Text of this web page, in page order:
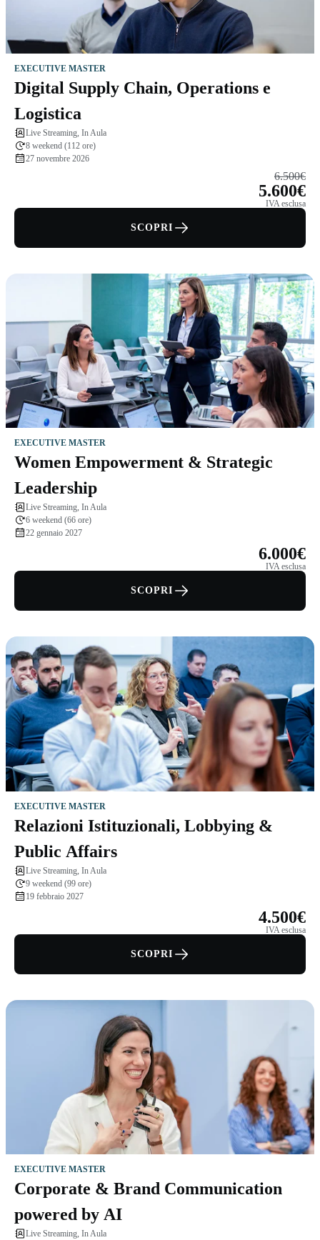
EXECUTIVE MASTER
Digital Supply Chain, Operations e
Logistica
Live Streaming, In Aula
8 weekend (112 ore)
27 novembre 2026
6.500€
5.600€
IVA esclusa
SCOPRI
EXECUTIVE MASTER
Women Empowerment & Strategic
Leadership
Live Streaming, In Aula
6 weekend (66 ore)
22 gennaio 2027
6.000€
IVA esclusa
SCOPRI
EXECUTIVE MASTER
Relazioni Istituzionali, Lobbying &
Public Affairs
Live Streaming, In Aula
9 weekend (99 ore)
19 febbraio 2027
4.500€
IVA esclusa
SCOPRI
EXECUTIVE MASTER
Corporate & Brand Communication
powered by AI
Live Streaming, In Aula